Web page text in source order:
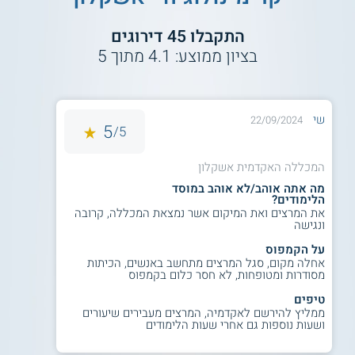
הנה כמה מהנושאים שנלמדים במסגרת לימודי קרימינולוגיה
במכללת אשקלון:
מערכות תיקון
סטייה חברתית
הערכת מסוכנות
בתי סוהר
פרופילאות
קראו גם על תואר ראשוןבלימודי משפטים
וקרימינולוגיה
סגל הוראה
התקבלו45דירוגים
בציון ממוצע: 4.1מתוך5
שי 22/09/2024
5/
5
המכללה האקדמית אשקלון
מה אתה אוהב/לא אוהב במוסד
הלימודים?
את המרצים ואת המיקום אשר נמצאת המכללה, קרובה
ונגישה
על הקמפוס
אחלה מקום, סגל המרצים מתחשב באנשים, הכיתות
מסודרות ומטופחות, לא חסר כלום בקמפוס
טיפים
ממליץ להירשם לאקדמיה, המרצים מעבירים שיעורים
ושעות נוספות גם אחרי שעות הלימודים